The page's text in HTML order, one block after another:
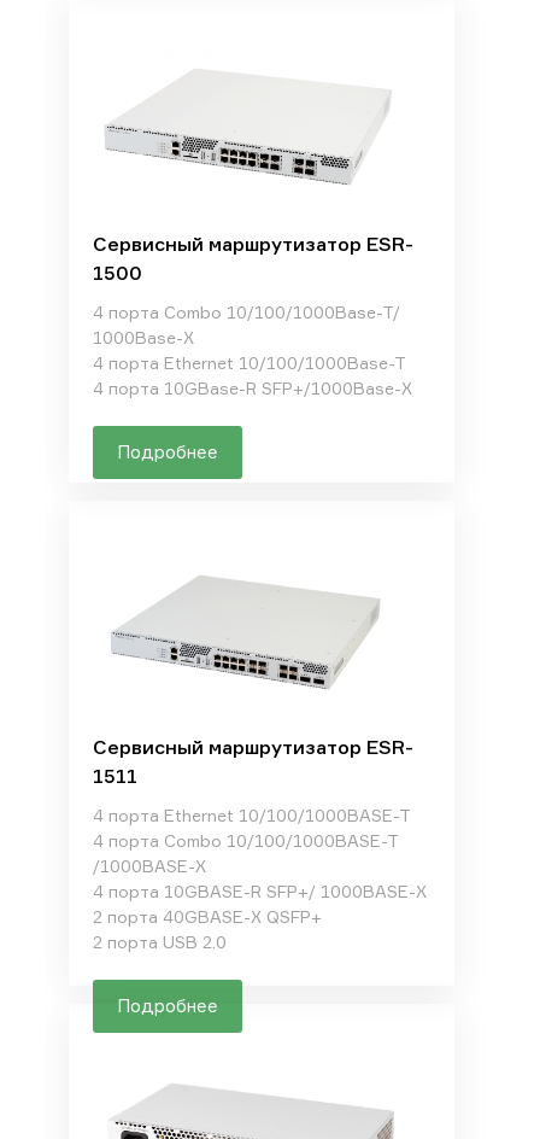
Сервисный маршрутизатор ESR-
1500
4 порта Combo 10/100/1000Base-T/
1000Base-X
4 порта Ethernet 10/100/1000Base-T
4 порта 10GBase-R SFP+/1000Base-X
Подробнее
Сервисный маршрутизатор ESR-
1511
4 порта Ethernet 10/100/1000BASE-T
4 порта Combo 10/100/1000BASE-T
/1000BASE-X
4 порта 10GBASE-R SFP+/ 1000BASE-X
2 порта 40GBASE-X QSFP+
2 порта USB 2.0
Подробнее